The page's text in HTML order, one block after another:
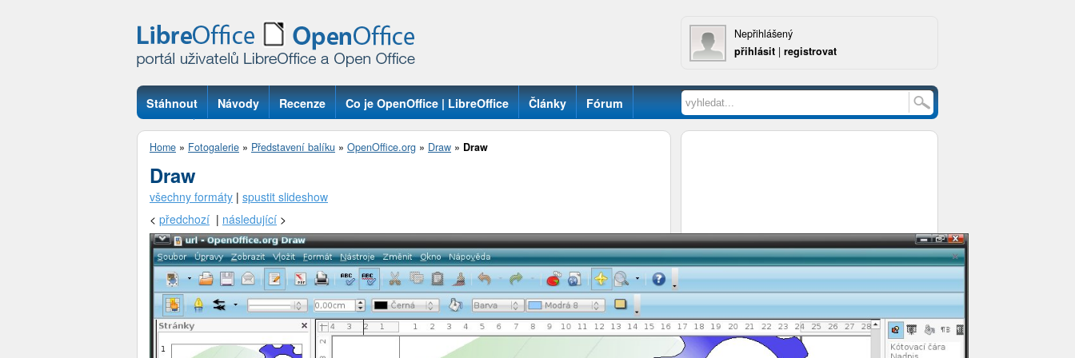
Nepřihlášený
přihlásit | registrovat
Stáhnout Návody Recenze Co je OpenOffice | LibreOffice Články Fórum
Otázky
Home » Fotogalerie » Představení balíku » OpenOffice.org » Draw » Draw
Draw
všechny formáty | spustit slideshow
< předchozí | následující >